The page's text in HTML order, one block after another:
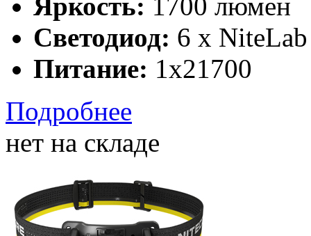
Яркость: 1700 люмен
Светодиод: 6 x
Питание: 1x21700
Подробнее
нет на складе